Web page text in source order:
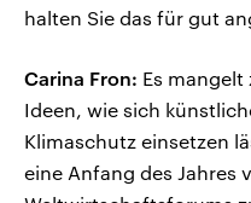
halten Sie das für gut
Carina Fron: Es
Ideen, wie sich
Klimaschutz einsetzen
eine Anfang des Jahres